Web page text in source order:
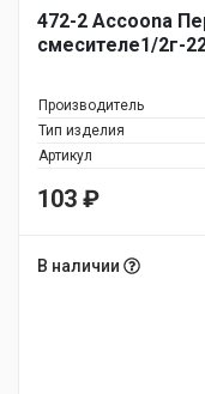
472-2 Accoona
смесителе1/2г-
Производитель
Тип изделия
Артикул
103 ₽
В наличии